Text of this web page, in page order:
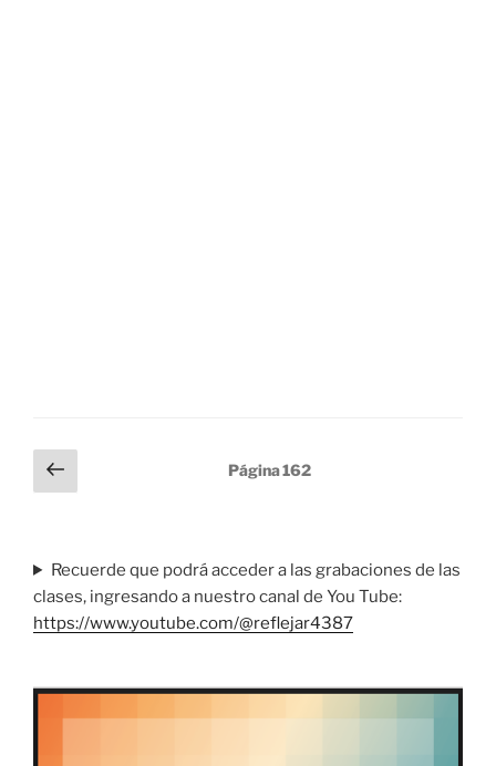
Paginación
de
Página
anterior
Página162
Recuerde que podrá acceder a las grabaciones de las
clases, ingresando a nuestro canal de You Tube:
https://www.youtube.com/@reflejar4387